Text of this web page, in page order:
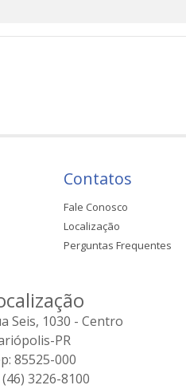
Contatos
Fale Conosco
Localização
Perguntas Frequentes
Seis, 1030 - Centro
PR
85525-000
(46) 3226-8100